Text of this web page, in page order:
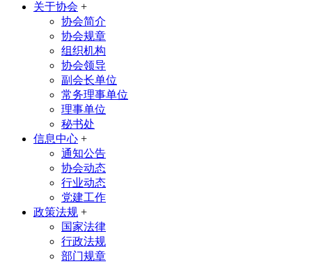
关于协会 +
协会简介
协会规章
组织机构
协会领导
副会长单位
常务理事单位
理事单位
秘书处
信息中心 +
通知公告
协会动态
行业动态
党建工作
政策法规 +
国家法律
行政法规
部门规章